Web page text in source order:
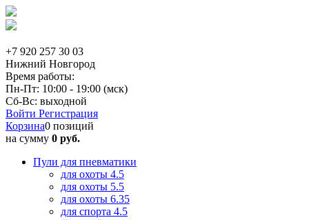
+7 920 257 30 03
Нижний Новгород
Время работы:
Пн-Пт: 10:00 - 19:00 (мск)
Сб-Вс: выходной
Войти Регистрация
Корзина0 позиций
на сумму 0 руб.
Пули для пневматики
для охоты 4.5
для охоты 5.5
для охоты 6.35
для спорта 4.5